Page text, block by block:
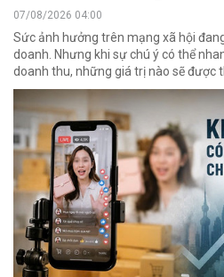
07/08/2026 04:00
Sức ảnh hưởng trên mạng xã hội
doanh. Nhưng khi sự chú ý có thể
doanh thu, những giá trị nào sẽ được